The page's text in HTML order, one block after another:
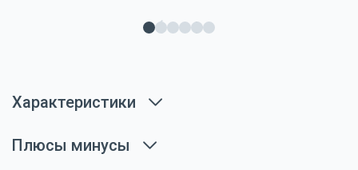
Характеристики
Плюсы минусы